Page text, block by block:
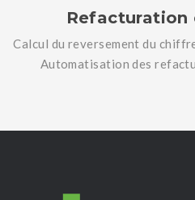
Refacturation
Calcul du reversement du
Automatisation des